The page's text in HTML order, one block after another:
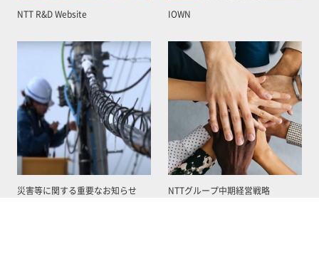
NTT R&D Website IOWN
災害等に関する重要なお知らせ NTTグループ中期経営戦略